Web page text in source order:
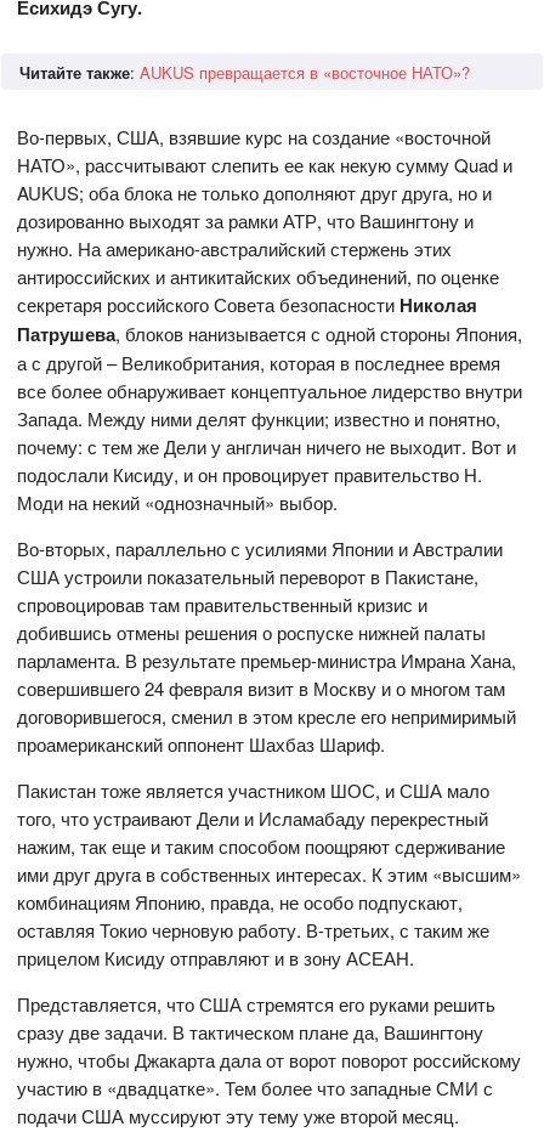
Ёсихидэ Сугу.
Читайте также: AUKUS превращается в «восточное НАТО»?
Во-первых, США, взявшие курс на создание «восточной
НАТО», рассчитывают слепить ее как некую сумму Quad и
AUKUS; оба блока не только дополняют друг друга, но и
дозированно выходят за рамки АТР, что Вашингтону и
нужно. На американо-австралийский стержень этих
антироссийских и антикитайских объединений, по оценке
секретаря российского Совета безопасности Николая
Патрушева, блоков нанизывается с одной стороны Япония,
а с другой – Великобритания, которая в последнее время
все более обнаруживает концептуальное лидерство внутри
Запада. Между ними делят функции; известно и понятно,
почему: с тем же Дели у англичан ничего не выходит. Вот и
подослали Кисиду, и он провоцирует правительство Н.
Моди на некий «однозначный» выбор.
Во-вторых, параллельно с усилиями Японии и Австралии
США устроили показательный переворот в Пакистане,
спровоцировав там правительственный кризис и
добившись отмены решения о роспуске нижней палаты
парламента. В результате премьер-министра Имрана Хана,
совершившего 24 февраля визит в Москву и о многом там
договорившегося, сменил в этом кресле его непримиримый
проамериканский оппонент Шахбаз Шариф.
Пакистан тоже является участником ШОС, и США мало
того, что устраивают Дели и Исламабаду перекрестный
нажим, так еще и таким способом поощряют сдерживание
ими друг друга в собственных интересах. К этим «высшим»
комбинациям Японию, правда, не особо подпускают,
оставляя Токио черновую работу. В-третьих, с таким же
прицелом Кисиду отправляют и в зону АСЕАН.
Представляется, что США стремятся его руками решить
сразу две задачи. В тактическом плане да, Вашингтону
нужно, чтобы Джакарта дала от ворот поворот российскому
участию в «двадцатке». Тем более что западные СМИ с
подачи США муссируют эту тему уже второй месяц.